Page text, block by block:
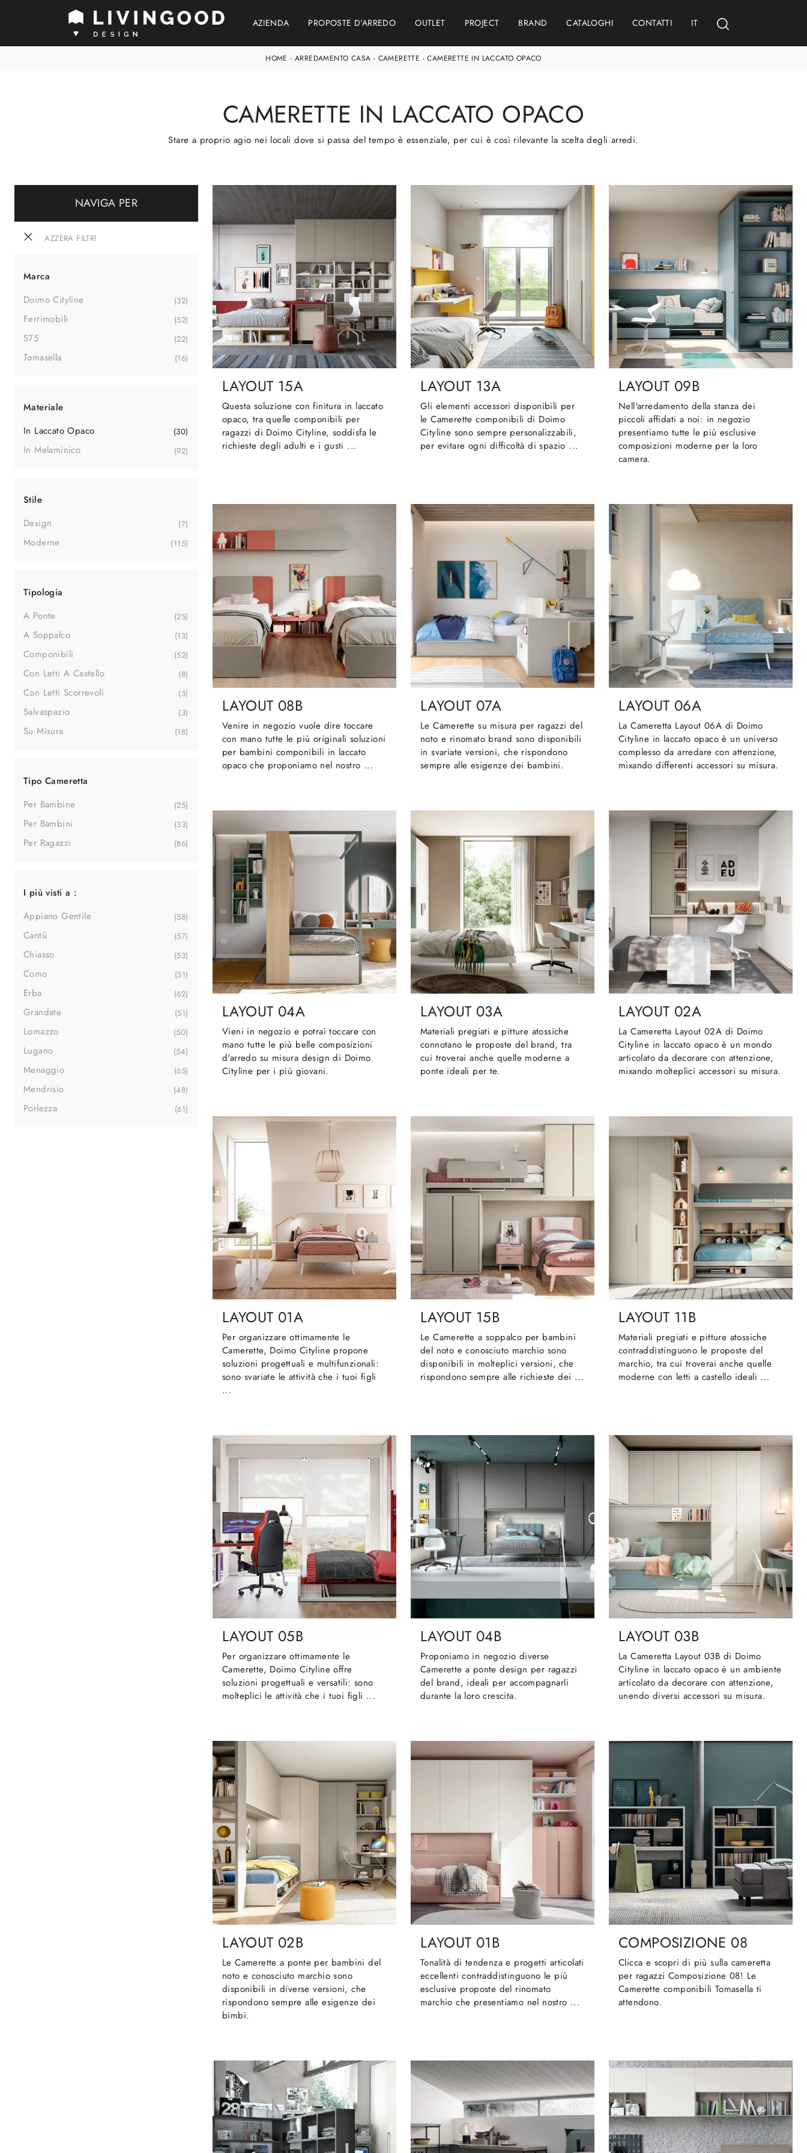
AZIENDA PROPOSTE D'ARREDO OUTLET PROJECT BRAND CATALOGHI CONTATTI IT
HOME - ARREDAMENTO CASA - CAMERETTE -CAMERETTE IN LACCATO OPACO
CAMERETTE IN LACCATO OPACO
Stare a proprio agio nei locali dove si passa del tempo è essenziale, per cui è così rilevante la scelta degli arredi.
NAVIGA PER
AZZERA FILTRI
Marca
Doimo Cityline
32
Ferrimobili 52
S75 22
Tomasella 16
Materiale
In Laccato Opaco
30
In Melaminico 92
Stile
Design
7
Moderne 115
Tipologia
A Ponte
25
A Soppalco 13
Componibili 52
Con Letti A Castello 8
Con Letti Scorrevoli 3
Salvaspazio 3
Su Misura 18
Tipo Cameretta
Per Bambine
25
Per Bambini 33
Per Ragazzi 86
I più visti a :
Appiano Gentile
58
Cantù 57
Chiasso 53
Como 51
Erba 62
Grandate 51
Lomazzo 50
Lugano 54
Menaggio 65
Mendrisio 48
Porlezza 61
LAYOUT 15A
Questa soluzione con finitura in laccato
opaco, tra quelle componibili per
ragazzi di Doimo Cityline, soddisfa le
richieste degli adulti e i gusti ...
LAYOUT 13A
Gli elementi accessori disponibili per
le Camerette componibili di Doimo
Cityline sono sempre personalizzabili,
per evitare ogni difficoltà di spazio ...
LAYOUT 09B
Nell'arredamento della stanza dei
piccoli affidati a noi: in negozio
presentiamo tutte le più esclusive
composizioni moderne per la loro
camera.
LAYOUT 08B
Venire in negozio vuole dire toccare
con mano tutte le più originali soluzioni
per bambini componibili in laccato
opaco che proponiamo nel nostro ...
LAYOUT 07A
Le Camerette su misura per ragazzi del
noto e rinomato brand sono disponibili
in svariate versioni, che rispondono
sempre alle esigenze dei bambini.
LAYOUT 06A
La Cameretta Layout 06A di Doimo
Cityline in laccato opaco è un universo
complesso da arredare con attenzione,
mixando differenti accessori su misura.
LAYOUT 04A
Vieni in negozio e potrai toccare con
mano tutte le più belle composizioni
d'arredo su misura design di Doimo
Cityline per i più giovani.
LAYOUT 03A
Materiali pregiati e pitture atossiche
connotano le proposte del brand, tra
cui troverai anche quelle moderne a
ponte ideali per te.
LAYOUT 02A
La Cameretta Layout 02A di Doimo
Cityline in laccato opaco è un mondo
articolato da decorare con attenzione,
mixando molteplici accessori su misura.
LAYOUT 01A
Per organizzare ottimamente le
Camerette, Doimo Cityline propone
soluzioni progettuali e multifunzionali:
sono svariate le attività che i tuoi figli
...
LAYOUT 15B
Le Camerette a soppalco per bambini
del noto e conosciuto marchio sono
disponibili in molteplici versioni, che
rispondono sempre alle richieste dei ...
LAYOUT 11B
Materiali pregiati e pitture atossiche
contraddistinguono le proposte del
marchio, tra cui troverai anche quelle
moderne con letti a castello ideali ...
LAYOUT 05B
Per organizzare ottimamente le
Camerette, Doimo Cityline offre
soluzioni progettuali e versatili: sono
molteplici le attività che i tuoi figli ...
LAYOUT 04B
Proponiamo in negozio diverse
Camerette a ponte design per ragazzi
del brand, ideali per accompagnarli
durante la loro crescita.
LAYOUT 03B
La Cameretta Layout 03B di Doimo
Cityline in laccato opaco è un ambiente
articolato da decorare con attenzione,
unendo diversi accessori su misura.
LAYOUT 02B
Le Camerette a ponte per bambini del
noto e conosciuto marchio sono
disponibili in diverse versioni, che
rispondono sempre alle esigenze dei
bimbi.
LAYOUT 01B
Tonalità di tendenza e progetti articolati
eccellenti contraddistinguono le più
esclusive proposte del rinomato
marchio che presentiamo nel nostro ...
COMPOSIZIONE 08
Clicca e scopri di più sulla cameretta
per ragazzi Composizione 08! Le
Camerette componibili Tomasella ti
attendono.